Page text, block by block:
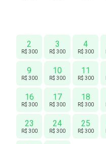
2
R$ 300
3
R$ 300
4
R$ 300
9
R$ 300
10
R$ 300
11
R$ 300
16
R$ 300
17
R$ 300
18
R$ 300
23
R$ 300
24
R$ 300
25
R$ 300